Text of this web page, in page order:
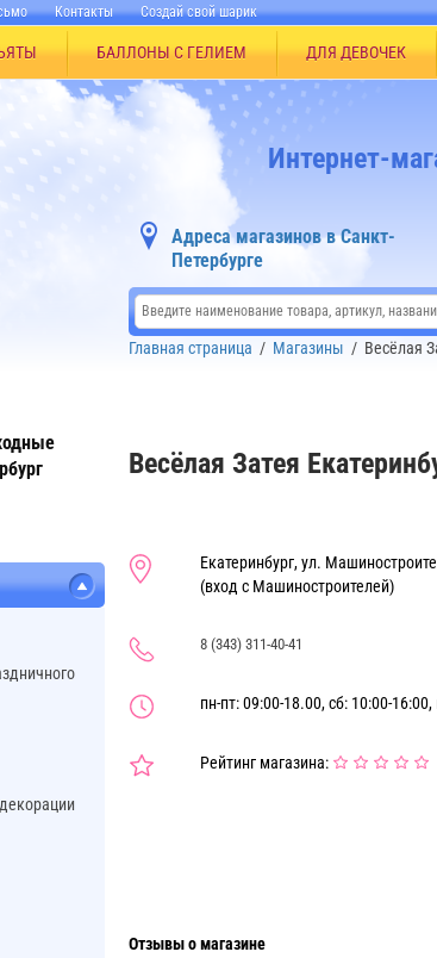
Контакты Создай свой шарик
БАЛЛОНЫ С ГЕЛИЕМ ДЛЯ ДЕВОЧЕК
Интернет-
Адреса магазинов в Санкт-
Петербурге
Главная страница / Магазины / Весёлая
Весёлая Затея
Екатеринбург, ул.
(вход с Машиностроителей)
8 (343) 311-40-41
пн-пт: 09:00-18.00, сб: 10:00-
Рейтинг магазина:
Отзывы о магазине